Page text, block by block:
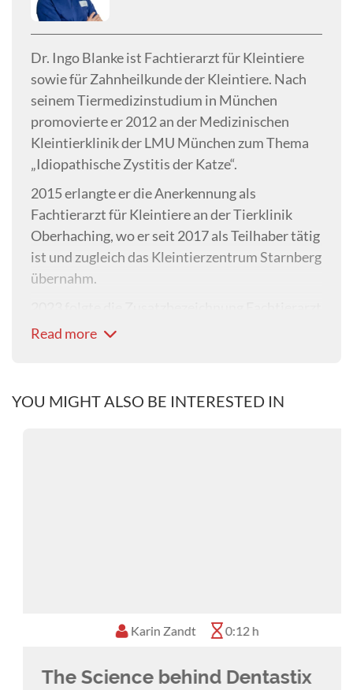
Dr. Ingo Blanke ist Fachtierarzt für Kleintiere
sowie für Zahnheilkunde der Kleintiere. Nach
seinem Tiermedizinstudium in München
promovierte er 2012 an der Medizinischen
Kleintierklinik der LMU München zum Thema
„Idiopathische Zystitis der Katze“.
2015 erlangte er die Anerkennung als
Fachtierarzt für Kleintiere an der Tierklinik
Oberhaching, wo er seit 2017 als Teilhaber tätig
ist und zugleich das Kleintierzentrum Starnberg
übernahm.
für Zahnheilkunde der Kleintiere. Dr. Blanke
Read more
YOU MIGHT ALSO BE INTERESTED IN
Karin Zandt 0:12 h
The Science behind Dentastix